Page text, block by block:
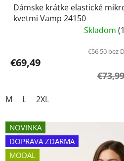
Dámske krátke elastické
kvetmi Vamp 24150
Skladom
€56,50 bez
€69,49
€73,99
M L 2XL
NOVINKA
DOPRAVA ZDARMA
MODAL